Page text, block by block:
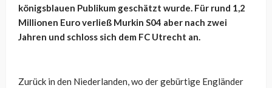
königsblauen Publikum geschätzt wurde. Für rund 1,2
Millionen Euro verließ Murkin S04 aber nach zwei
Jahren und schloss sich dem FC Utrecht an.
Zurück in den Niederlanden, wo der gebürtige Engländer